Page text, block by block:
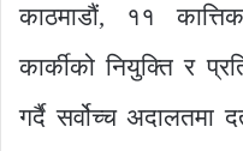
काठमाडौं, ११
कार्कीको नियुक्ति र
गर्दै सर्वोच्च अदालतमा